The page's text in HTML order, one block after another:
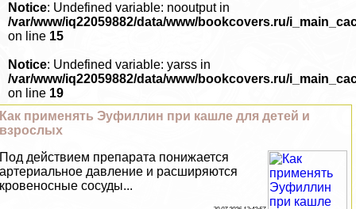
Notice: Undefined variable: nooutput in
/var/www/iq22059882/data/www/bookcovers.ru/
on line 15
Notice: Undefined variable: yarss in
/var/www/iq22059882/data/www/bookcovers.ru/
on line 19
Как применять Эуфиллин при кашле для детей и
взрослых
Под действием препарата понижается
артериальное давление и расширяются
кровеносные сосуды...